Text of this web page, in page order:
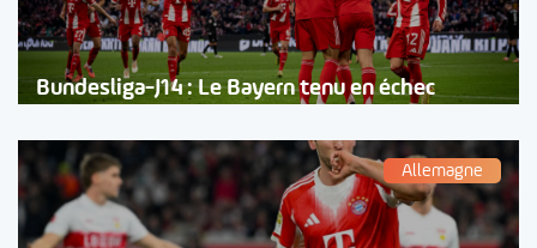
Bundesliga-J14 : Le Bayern tenu en échec
Allemagne